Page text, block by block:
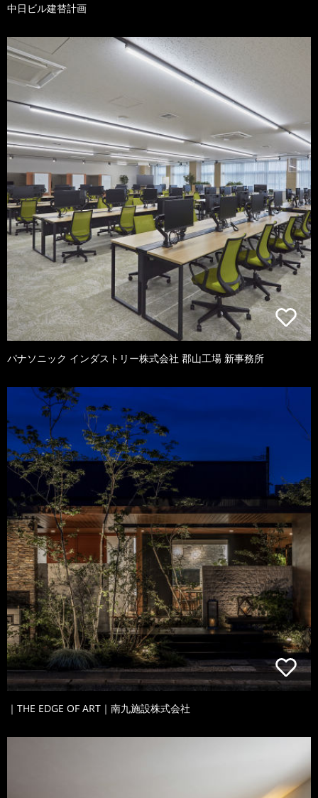
中日ビル建替計画
パナソニック インダストリー株式会社 郡山工場 新事務所
｜THE EDGE OF ART｜南九施設株式会社